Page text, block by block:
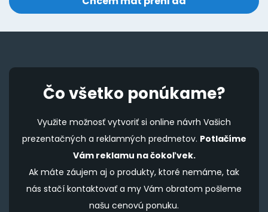
Čo všetko ponúkame?
Využite možnosť vytvoriť si online návrh Vašich
prezentačných a reklamných predmetov. Potlačíme
Vám reklamu na čokoľvek.
Ak máte záujem aj o produkty, ktoré nemáme, tak
nás stačí kontaktovať a my Vám obratom pošleme
našu cenovú ponuku.